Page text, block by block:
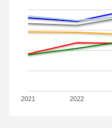
2021 2022